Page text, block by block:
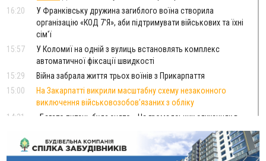
16:20
У Франківську дружина загиблого воїна створила
організацію «КОД 7'Я», аби підтримувати військових та їхні
сім'ї
15:57
У Коломиї на одній з вулиць встановлять комплекс
автоматичної фіксації швидкості
15:29
Війна забрала життя трьох воїнів з Прикарпаття
15:00
На Закарпатті викрили масштабну схему незаконного
виключення військовозобов’язаних з обліку
14:31
«Багато питань буде знято». На громадських слуханнях в
Яремче обговорили, як вирішити питання джипінгу в
Карпатах
13:54
5 «тихих» хвороб, які виявляє профілактичне обстеження